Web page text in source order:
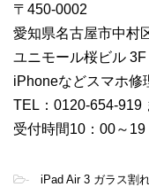
〒450-0002
愛知県名古屋市中村
ユニモール桜ビル 3F
iPhoneなどスマホ修
TEL：0120-654-919
受付時間10：00～19
- iPad Air 3 ガラス割